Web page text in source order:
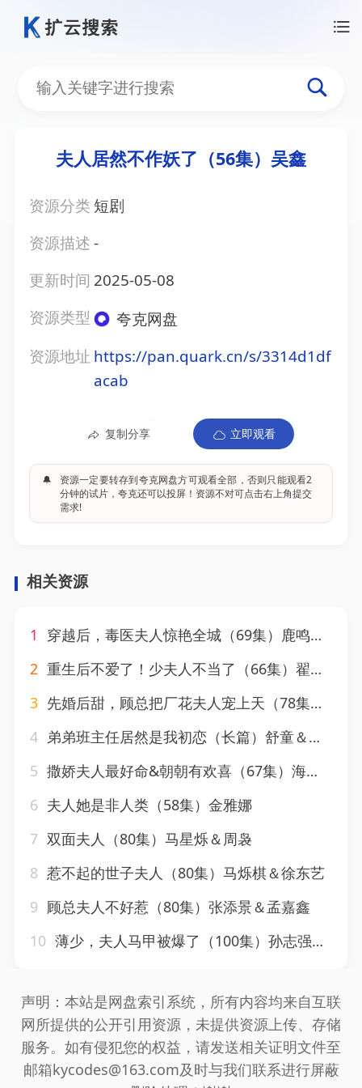
夫人居然不作妖了（56集）吴鑫
资源分类 短剧
资源描述-
更新时间 2025-05-08
资源类型
夸克网盘
资源地址 https://pan.quark.cn/s/3314d1df
acab
复制分享 立即观看
🔔
资源一定要转存到夸克网盘方可观看全部，否则只能观看2
分钟的试片，夸克还可以投屏！资源不对可点击右上角提交
需求!
相关资源
1
穿越后，毒医夫人惊艳全城（69集）鹿鸣＆周玉玲
2 重生后不爱了！少夫人不当了（66集）翟兆星&刘盈
3 先婚后甜，顾总把厂花夫人宠上天（78集）马士尧＆丁果
4 弟弟班主任居然是我初恋（长篇）舒童＆宋彧佳
5 撒娇夫人最好命&朝朝有欢喜（67集）海依凡&林十八
6 夫人她是非人类（58集）金雅娜
7 双面夫人（80集）马星烁＆周袅
8 惹不起的世子夫人（80集）马烁棋＆徐东艺
9 顾总夫人不好惹（80集）张添景＆孟嘉鑫
10 薄少，夫人马甲被爆了（100集）孙志强＆翟成露
声明：本站是网盘索引系统，所有内容均来自互联
网所提供的公开引用资源，未提供资源上传、存储
服务。如有侵犯您的权益，请发送相关证明文件至
邮箱kycodes@163.com及时与我们联系进行屏蔽